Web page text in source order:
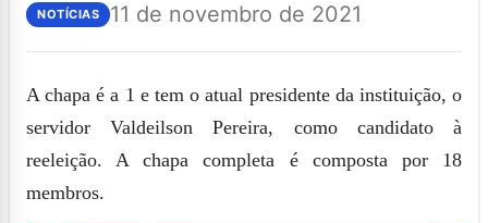
NOTÍCIAS 11 de novembro de 2021
A chapa é a 1 e tem o atual presidente da instituição, o
servidorValdeilson Pereira, como candidato à
reeleição. A chapa completa é composta por 18
membros.